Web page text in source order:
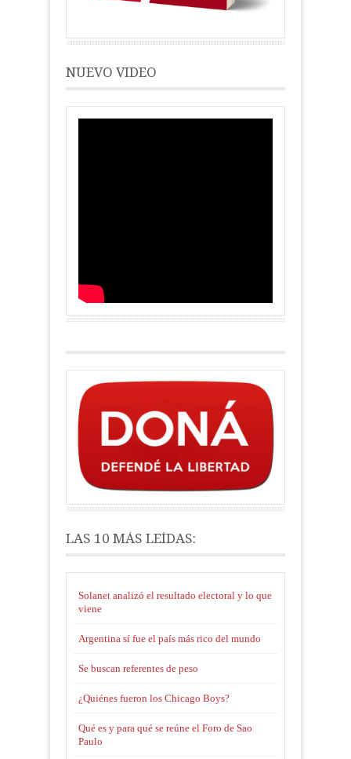
NUEVO VIDEO
LAS 10 MÁS LEÍDAS:
Solanet analizó el resultado electoral y lo que
viene
Argentina sí fue el país más rico del mundo
Se buscan referentes de peso
¿Quiénes fueron los Chicago Boys?
Qué es y para qué se reúne el Foro de Sao
Paulo